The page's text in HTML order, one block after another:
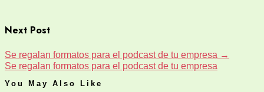
Next Post
Se regalan formatos para el podcast de tu empresa →
Se regalan formatos para el podcast de tu empresa
You May Also Like